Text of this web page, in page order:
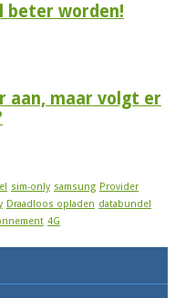
beter worden!
aan, maar volgt er
sim-only samsung Provider
Draadloos opladen databundel
4G